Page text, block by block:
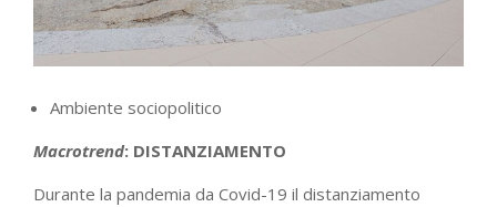
Ambiente sociopolitico
Macrotrend: DISTANZIAMENTO
Durante la pandemia da Covid-19 il distanziamento